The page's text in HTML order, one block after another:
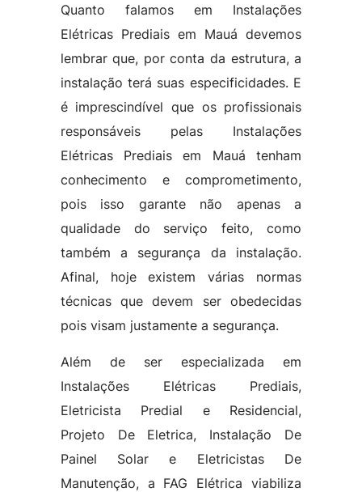
Quanto falamos em Instalações
Elétricas Prediais em Mauá devemos
lembrar que, por conta da estrutura, a
instalação terá suas especificidades. E
é imprescindível que os profissionais
responsáveis pelas Instalações
Elétricas Prediais em Mauá tenham
conhecimento e comprometimento,
pois isso garante não apenas a
qualidade do serviço feito, como
também a segurança da instalação.
Afinal, hoje existem várias normas
técnicas que devem ser obedecidas
pois visam justamente a segurança.
Além de ser especializada em
Instalações Elétricas Prediais,
Eletricista Predial e Residencial,
Projeto De Eletrica, Instalação De
Painel Solar e Eletricistas De
Manutenção, a FAG Elétrica viabiliza